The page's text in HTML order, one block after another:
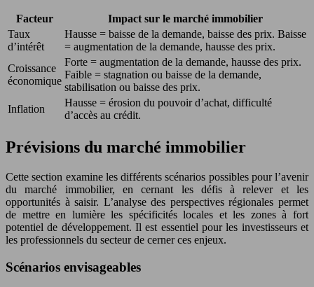
Facteur
Impact sur le marché immobilier
Taux
d’intérêt
Hausse = baisse de la demande, baisse des prix. Baisse
= augmentation de la demande, hausse des prix.
Croissance
économique
Forte = augmentation de la demande, hausse des prix.
Faible = stagnation ou baisse de la demande,
stabilisation ou baisse des prix.
Inflation
Hausse = érosion du pouvoir d’achat, difficulté
d’accès au crédit.
Prévisions du marché immobilier
Cette section examine les différents scénarios possibles pour l’avenir
du marché immobilier, en cernant les défis à relever et les
opportunités à saisir. L’analyse des perspectives régionales permet
de mettre en lumière les spécificités locales et les zones à fort
potentiel de développement. Il est essentiel pour les investisseurs et
les professionnels du secteur de cerner ces enjeux.
Scénarios envisageables